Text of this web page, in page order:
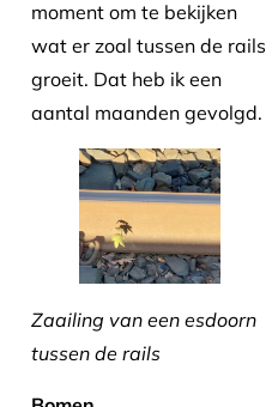
moment om te bekijken
wat er zoal tussen de rails
groeit. Dat heb ik een
aantal maanden gevolgd.
Zaailing van een esdoorn
tussen de rails